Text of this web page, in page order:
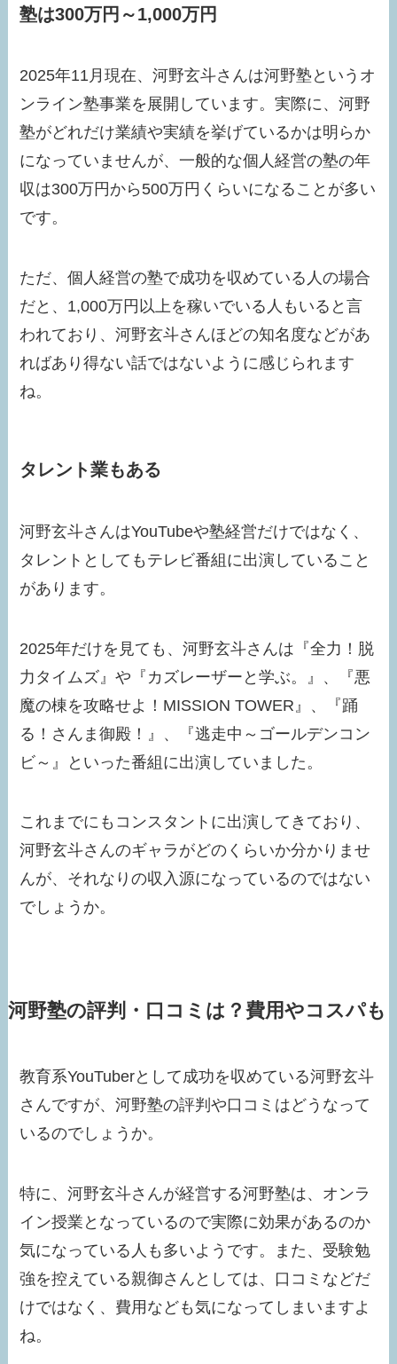
塾は300万円～1,000万円
2025年11月現在、河野玄斗さんは河野塾というオ
ンライン塾事業を展開しています。実際に、河野
塾がどれだけ業績や実績を挙げているかは明らか
になっていませんが、一般的な個人経営の塾の年
収は300万円から500万円くらいになることが多い
です。
ただ、個人経営の塾で成功を収めている人の場合
だと、1,000万円以上を稼いでいる人もいると言
われており、河野玄斗さんほどの知名度などがあ
ればあり得ない話ではないように感じられます
ね。
タレント業もある
河野玄斗さんはYouTubeや塾経営だけではなく、
タレントとしてもテレビ番組に出演していること
があります。
2025年だけを見ても、河野玄斗さんは『全力！脱
力タイムズ』や『カズレーザーと学ぶ。』、『悪
魔の棟を攻略せよ！MISSION TOWER』、『踊
る！さんま御殿！』、『逃走中～ゴールデンコン
ビ～』といった番組に出演していました。
これまでにもコンスタントに出演してきており、
河野玄斗さんのギャラがどのくらいか分かりませ
んが、それなりの収入源になっているのではない
でしょうか。
河野塾の評判・口コミは？費用やコスパも
教育系YouTuberとして成功を収めている河野玄斗
さんですが、河野塾の評判や口コミはどうなって
いるのでしょうか。
特に、河野玄斗さんが経営する河野塾は、オンラ
イン授業となっているので実際に効果があるのか
気になっている人も多いようです。また、受験勉
強を控えている親御さんとしては、口コミなどだ
けではなく、費用なども気になってしまいますよ
ね。